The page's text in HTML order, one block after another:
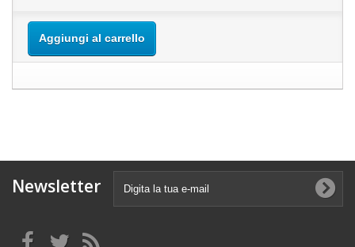
Aggiungi al carrello
Newsletter